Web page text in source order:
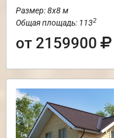
Размер: 8х8 м
Общая площадь: 1132
от 2159900